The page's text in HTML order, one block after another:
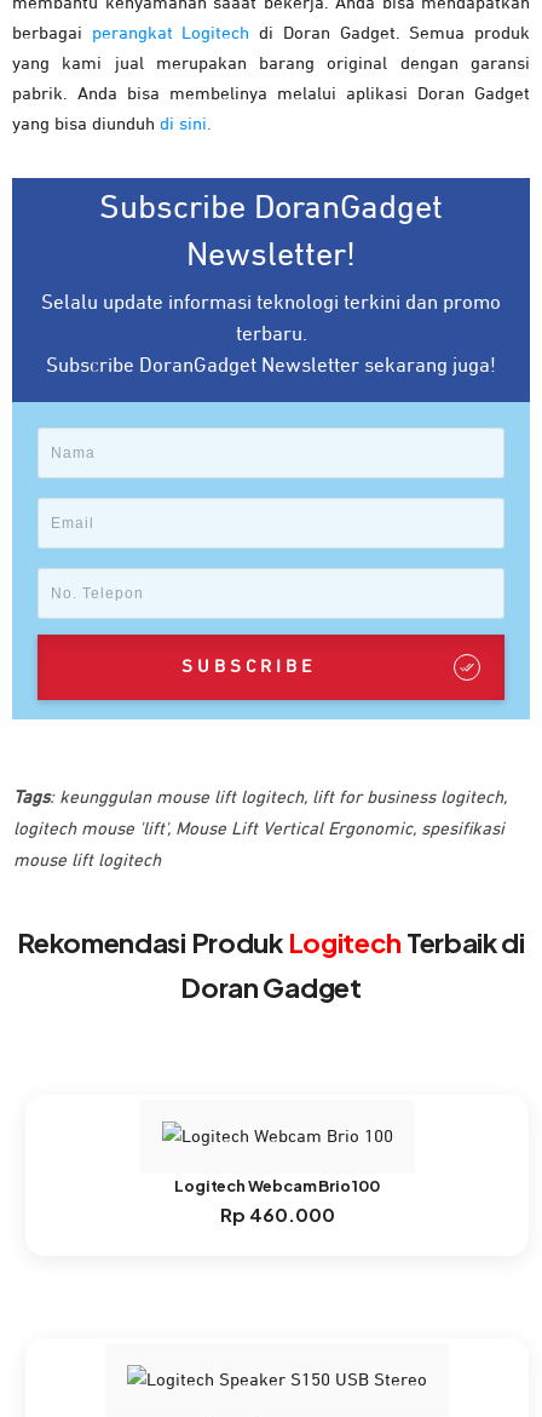
berbagai perangkat Logitech di Doran Gadget. Semua produk
yang kami jual merupakan barang original dengan garansi
pabrik. Anda bisa membelinya melalui aplikasi Doran Gadget
yang bisa diunduh di sini.
Subscribe DoranGadget
Newsletter!
Selalu update informasi teknologi terkini dan promo
terbaru.
Subscribe DoranGadget Newsletter sekarang juga!
SUBSCRIBE
Tags: keunggulan mouse lift logitech, lift for business logitech,
logitech mouse 'lift', Mouse Lift Vertical Ergonomic, spesifikasi
mouse lift logitech
Rekomendasi Produk Logitech Terbaik di
Doran Gadget
Logitech Webcam Brio 100
Rp 460.000